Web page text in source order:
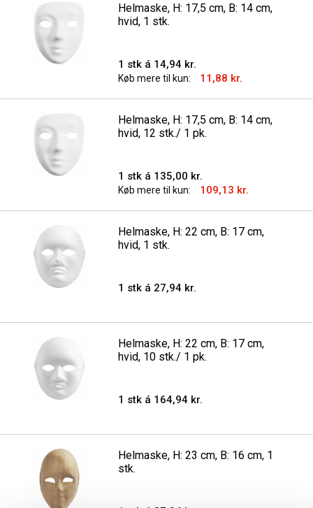
Helmaske, H: 17,5 cm, B: 14 cm,
hvid, 1 stk.
1 stk á 14,94 kr.
Køb mere til kun: 11,88 kr.
Helmaske, H: 17,5 cm, B: 14 cm,
hvid, 12 stk./ 1 pk.
1 stk á 135,00 kr.
Køb mere til kun: 109,13 kr.
Helmaske, H: 22 cm, B: 17 cm,
hvid, 1 stk.
1 stk á 27,94 kr.
Helmaske, H: 22 cm, B: 17 cm,
hvid, 10 stk./ 1 pk.
1 stk á 164,94 kr.
Helmaske, H: 23 cm, B: 16 cm, 1
stk.